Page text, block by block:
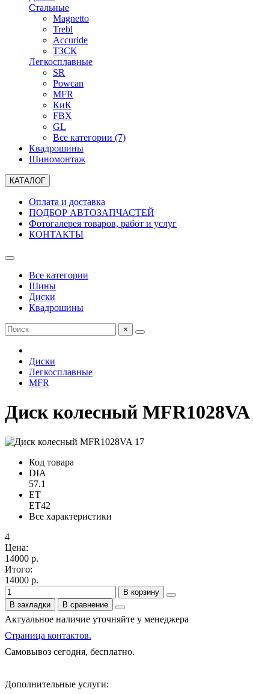
Стальные
Magnetto
Trebl
Accuride
ТЗСК
Легкосплавные
SR
Powcan
MFR
КиК
FBX
GL
Все категории (7)
Квадрошины
Шиномонтаж
КАТАЛОГ
Оплата и доставка
ПОДБОР АВТОЗАПЧАСТЕЙ
Фотогалерея товаров, работ и услуг
КОНТАКТЫ
Все категории
Шины
Диски
Квадрошины
×
Диски
Легкосплавные
MFR
Диск колесный
Код товара
DIA
57.1
ET
ET42
Все характеристики
4
Цена:
14000 р.
Итого:
14000 р.
В корзину
В закладки
В сравнение
Актуальное наличие уточняйте у менеджера
Страница контактов.
Самовывоз сегодня, бесплатно.
Дополнительные услуги: